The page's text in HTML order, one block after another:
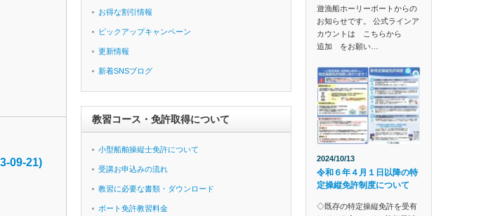
09-21)
お得な割引情報
ピックアップキャンペーン
更新情報
新着SNSブログ
教習コース・免許取得について
小型船舶操縦士免許について
受講お申込みの流れ
教習に必要な書類・ダウンロード
ボート免許教習料金
遊漁船ホーリーボートからの
お知らせです。 公式ラインア
カウントは こちらから
追加 をお願い…
2024/10/13
令和６年４月１日以降の特
定操縦免許制度について
◇既存の特定操縦免許を受有